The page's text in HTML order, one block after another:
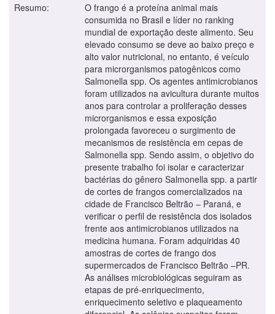
Resumo:
O frango é a proteína animal mais
consumida no Brasil e líder no ranking
mundial de exportação deste alimento. Seu
elevado consumo se deve ao baixo preço e
alto valor nutricional, no entanto, é veículo
para microrganismos patogênicos como
Salmonella spp. Os agentes antimicrobianos
foram utilizados na avicultura durante muitos
anos para controlar a proliferação desses
microrganismos e essa exposição
prolongada favoreceu o surgimento de
mecanismos de resistência em cepas de
Salmonella spp. Sendo assim, o objetivo do
presente trabalho foi isolar e caracterizar
bactérias do gênero Salmonella spp. a partir
de cortes de frangos comercializados na
cidade de Francisco Beltrão – Paraná, e
verificar o perfil de resistência dos isolados
frente aos antimicrobianos utilizados na
medicina humana. Foram adquiridas 40
amostras de cortes de frango dos
supermercados de Francisco Beltrão –PR.
As análises microbiológicas seguiram as
etapas de pré-enriquecimento,
enriquecimento seletivo e plaqueamento